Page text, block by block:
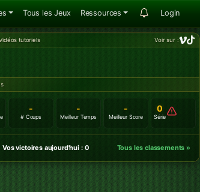
Tous les Jeux Ressources Login
tutoriels Voir sur :
-
# Coups
-
Meilleur Temps
-
Meilleur Score
0
Série
Vos victoires aujourd'hui : 0 Tous les classements »